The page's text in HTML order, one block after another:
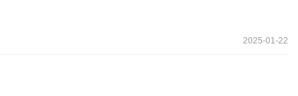
2025-01-22